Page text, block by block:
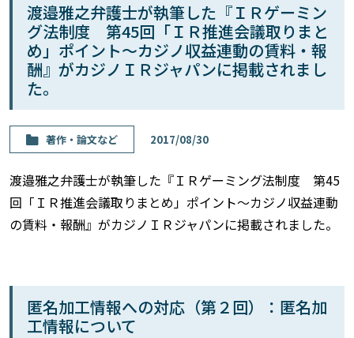
渡邉雅之弁護士が執筆した『ＩＲゲーミン
グ法制度 第45回「ＩＲ推進会議取りまと
め」ポイント〜カジノ収益連動の賃料・報
酬』がカジノＩＲジャパンに掲載されまし
た。
著作・論⽂など 2017/08/30
渡邉雅之弁護士が執筆した『ＩＲゲーミング法制度 第45
回「ＩＲ推進会議取りまとめ」ポイント〜カジノ収益連動
の賃料・報酬』がカジノＩＲジャパンに掲載されました。
匿名加工情報への対応（第２回）：匿名加
工情報について